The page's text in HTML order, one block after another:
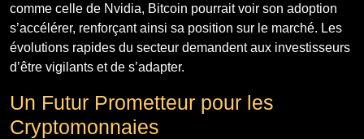
comme celle de Nvidia, Bitcoin pourrait voir son adoption
s’accélérer, renforçant ainsi sa position sur le marché. Les
évolutions rapides du secteur demandent aux investisseurs
d’être vigilants et de s’adapter.
Un Futur Prometteur pour les
Cryptomonnaies